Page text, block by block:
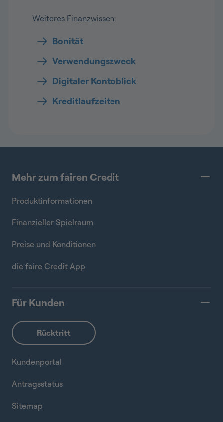
Weiteres Finanzwissen:
Bonität
Verwendungszweck
Digitaler Kontoblick
Kreditlaufzeiten
Mehr zum fairen Credit
Produktinformationen
Finanzieller Spielraum
Preise und Konditionen
die faire Credit App
Für Kunden
Kundenportal
Antragsstatus
Sitemap